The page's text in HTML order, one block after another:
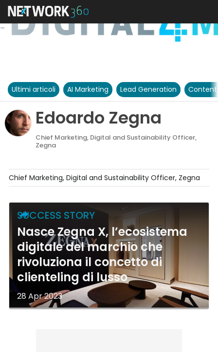
Ultimi articoli AI Marketing Lead Generation
Edoardo Zegna
Chief Marketing, Digital and Sustainability Officer,
Zegna
Chief Marketing, Digital and Sustainability Officer, Zegna
SUCCESS STORY
Nasce Zegna X, l’ecosistema
digitale del marchio che
rivoluziona il concetto di
clienteling di lusso
28 Apr 2023